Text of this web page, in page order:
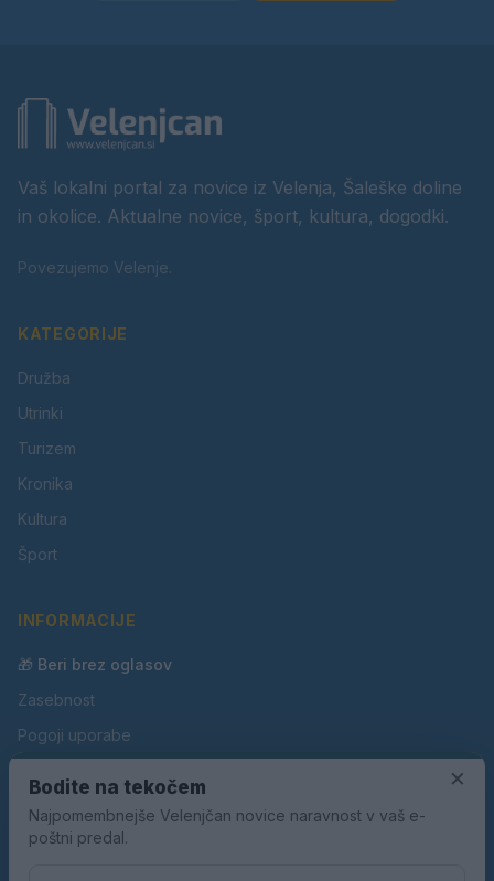
Vaš lokalni portal za novice iz Velenja, Šaleške doline
in okolice. Aktualne novice, šport, kultura, dogodki.
Povezujemo Velenje.
KATEGORIJE
Družba
Utrinki
Turizem
Kronika
Kultura
Šport
INFORMACIJE
🎁 Beri brez oglasov
Zasebnost
Pogoji uporabe
Oglaševanje
Kontakt
×
Bodite na tekočem
Najpomembnejše Velenjčan novice naravnost v vaš e-
poštni predal.